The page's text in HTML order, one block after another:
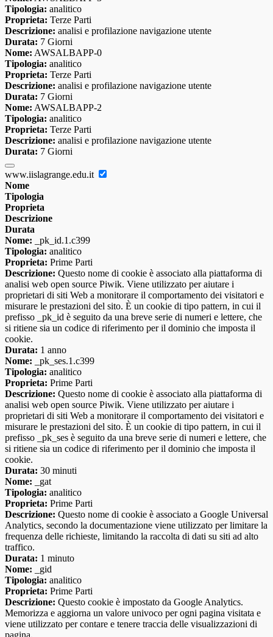
Tipologia: analitico
Proprieta: Terze Parti
Descrizione: analisi e profilazione navigazione utente
Durata: 7 Giorni
Nome: AWSALBAPP-0
Tipologia: analitico
Proprieta: Terze Parti
Descrizione: analisi e profilazione navigazione utente
Durata: 7 Giorni
Nome: AWSALBAPP-2
Tipologia: analitico
Proprieta: Terze Parti
Descrizione: analisi e profilazione navigazione utente
Durata: 7 Giorni
www.iislagrange.edu.it
Nome
Tipologia
Proprieta
Descrizione
Durata
Nome: _pk_id.1.c399
Tipologia: analitico
Proprieta: Prime Parti
Descrizione: Questo nome di cookie è associato alla piattaforma di
analisi web open source Piwik. Viene utilizzato per aiutare i
proprietari di siti Web a monitorare il comportamento dei visitatori e
misurare le prestazioni del sito. È un cookie di tipo pattern, in cui il
prefisso _pk_id è seguito da una breve serie di numeri e lettere, che
si ritiene sia un codice di riferimento per il dominio che imposta il
cookie.
Durata: 1 anno
Nome: _pk_ses.1.c399
Tipologia: analitico
Proprieta: Prime Parti
Descrizione: Questo nome di cookie è associato alla piattaforma di
analisi web open source Piwik. Viene utilizzato per aiutare i
proprietari di siti Web a monitorare il comportamento dei visitatori e
misurare le prestazioni del sito. È un cookie di tipo pattern, in cui il
prefisso _pk_ses è seguito da una breve serie di numeri e lettere, che
si ritiene sia un codice di riferimento per il dominio che imposta il
cookie.
Durata: 30 minuti
Nome: _gat
Tipologia: analitico
Proprieta: Prime Parti
Descrizione: Questo nome di cookie è associato a Google Universal
Analytics, secondo la documentazione viene utilizzato per limitare la
frequenza delle richieste, limitando la raccolta di dati su siti ad alto
traffico.
Durata: 1 minuto
Nome: _gid
Tipologia: analitico
Proprieta: Prime Parti
Descrizione: Questo cookie è impostato da Google Analytics.
Memorizza e aggiorna un valore univoco per ogni pagina visitata e
viene utilizzato per contare e tenere traccia delle visualizzazioni di
pagina.